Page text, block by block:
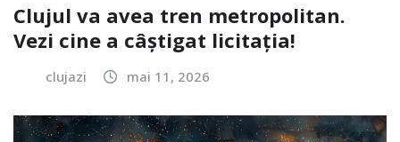
Clujul va avea tren metropolitan.
Vezi cine a câștigat licitația!
clujazi mai 11, 2026